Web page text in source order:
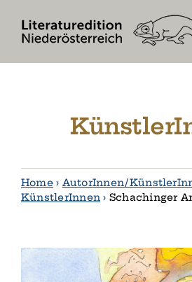
content
Home› AutorInnen /
KünstlerInnen › Schachinger